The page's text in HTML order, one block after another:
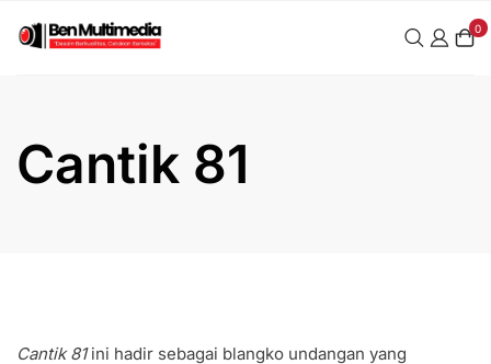
0
Cantik 81
Cantik 81ini hadir sebagai blangko undangan yang